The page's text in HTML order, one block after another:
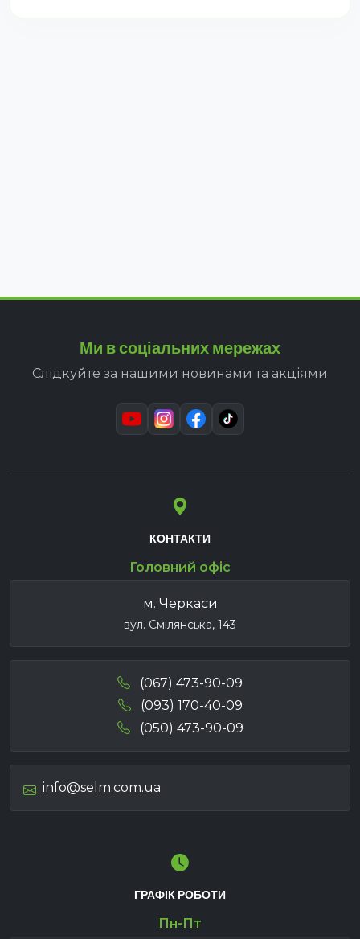
Ми в соціальних мережах
Слідкуйте за нашими новинами та акціями
КОНТАКТИ
Головний офіс
м. Черкаси
вул. Смілянська, 143
(067) 473-90-09
(093) 170-40-09
(050) 473-90-09
info@selm.com.ua
ГРАФІК РОБОТИ
Пн-Пт